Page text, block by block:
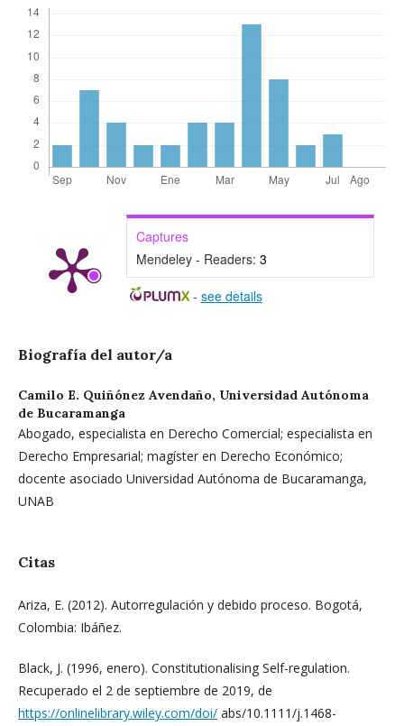
Captures
Mendeley - Readers: 3
- see details
Biografía del autor/a
Camilo E. Quiñónez Avendaño, Universidad Autónoma
de Bucaramanga
Abogado, especialista en Derecho Comercial; especialista en
Derecho Empresarial; magíster en Derecho Económico;
docente asociado Universidad Autónoma de Bucaramanga,
UNAB
Citas
Ariza, E. (2012). Autorregulación y debido proceso. Bogotá,
Colombia: Ibáñez.
Black, J. (1996, enero). Constitutionalising Self-regulation.
Recuperado el 2 de septiembre de 2019, de
https://onlinelibrary.wiley.com/doi/ abs/10.1111/j.1468-